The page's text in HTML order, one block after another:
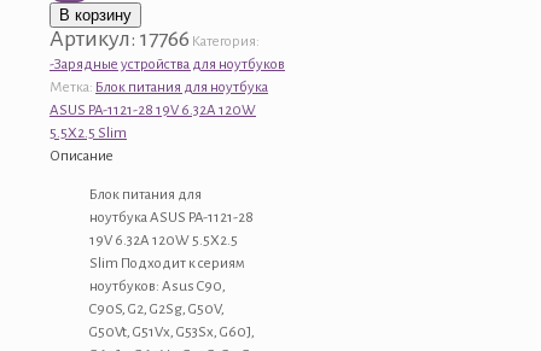
товара
Блок
питания
для
ноутбука
ASUS
PA-
5.5X2.5
В корзину
Артикул: 17766 Категория:
-Зарядные устройства для ноутбуков
Метка: Блок питания для ноутбука
ASUS PA-1121-28 19V 6.32A 120W
5.5X2.5 Slim
Описание
Блок питания для
ноутбука ASUS PA-1121-28
19V 6.32A 120W 5.5X2.5
Slim Подходит к сериям
ноутбуков: Asus C90,
C90S, G2, G2Sg, G50V,
G50Vt, G51Vx, G53Sx, G60J,